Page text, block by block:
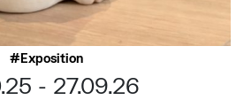
Exposition
27.09.26